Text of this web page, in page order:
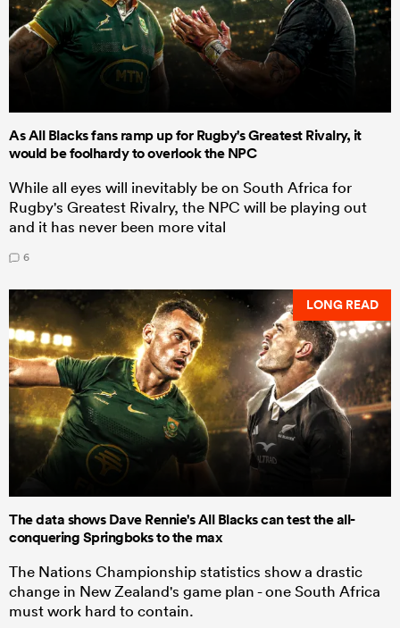
As All Blacks fans ramp up for Rugby's Greatest Rivalry, it
would be foolhardy to overlook the NPC
While all eyes will inevitably be on South Africa for
Rugby's Greatest Rivalry, the NPC will be playing out
and it has never been more vital
6
LONG READ
The data shows Dave Rennie's All Blacks can test the all-
conquering Springboks to the max
The Nations Championship statistics show a drastic
change in New Zealand's game plan - one South Africa
must work hard to contain.